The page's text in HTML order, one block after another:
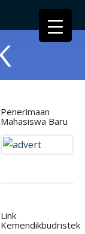
Penerimaan
Mahasiswa Baru
Link
Kemendikbudristek